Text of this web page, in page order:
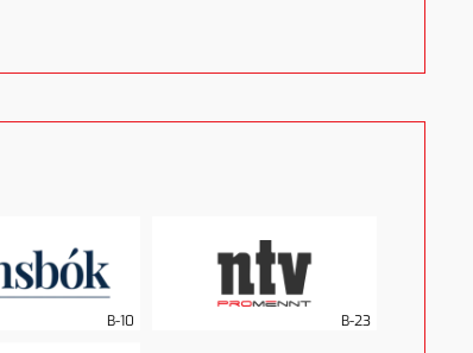
B-10 B-23